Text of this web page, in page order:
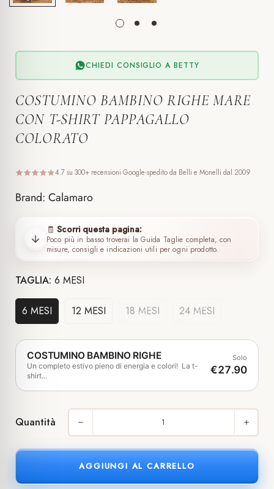
CHIEDI CONSIGLIO A BETTY
COSTUMINO BAMBINO RIGHE MARE
CON T-SHIRT PAPPAGALLO
COLORATO
4.7 su 300+ recensioni Google spedito da Belli e Monelli dal 2009
Brand: Calamaro
🧾Scorri questa pagina:
Poco più in basso troverai la Guida Taglie completa, con
misure, consigli e indicazioni utili per ogni prodotto.
TAGLIA: 6 MESI
6 MESI 12 MESI 18 MESI 24 MESI
COSTUMINO BAMBINO RIGHE
Un completo estivo pieno di energia e colori! La t-
shirt...
Solo
€27.90
Quantità
AGGIUNGI AL CARRELLO